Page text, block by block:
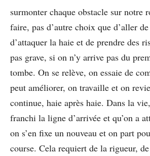
surmonter chaque obstacle sur notre
faire, pas d’autre choix que d’aller de
d’attaquer la haie et de prendre des
pas grave, si on n’y arrive pas du
tombe. On se relève, on essaie de
peut améliorer, on travaille et on
continue, haie après haie. Dans la
franchi la ligne d’arrivée et qu’on a
on s’en fixe un nouveau et on part
course. Cela requiert de la rigueur,